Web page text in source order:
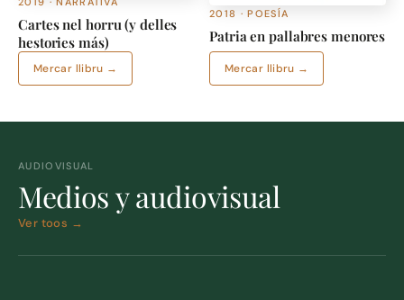
Cartes nel horru (y delles
hestories más)
Mercar llibru →
2018 · POESÍA
Patria en pallabres menores
Mercar llibru →
AUDIOVISUAL
Medios y audiovisual
Ver toos →